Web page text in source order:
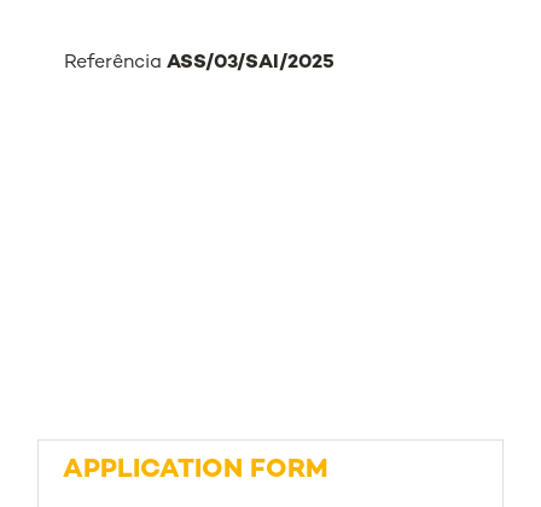
Referência ASS/03/SAI/2025
APPLICATION FORM